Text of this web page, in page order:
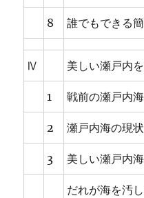
8 誰でもできる
Ⅳ 美しい瀬戸内
1 戦前の瀬戸内海
2 瀬戸内海の現状
3 美しい瀬戸内
だれが海を汚